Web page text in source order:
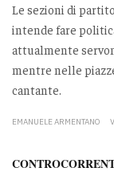
Le sezioni di
intende fare
attualmente
mentre nelle
cantante.
EMANUELE ARMENTANO